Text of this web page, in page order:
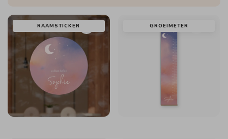
RAAMSTICKER GROEIMETER